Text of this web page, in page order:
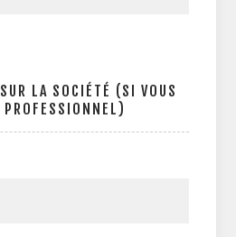
LA SOCIÉTÉ (SI VOUS
PROFESSIONNEL)